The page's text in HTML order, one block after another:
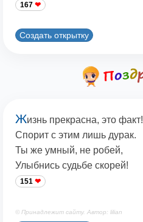
167
Создать открытку
Жизнь прекрасна, это факт!
Спорит с этим лишь дурак.
Ты же умный, не робей,
Улыбнись судьбе скорей!
151
© Принадлежит сайту. Автор: lilian